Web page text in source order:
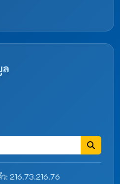
ล
: 216.73.216.76